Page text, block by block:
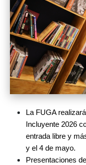
La FUGA
Incluyente 2026
entrada libre y
y el 4 de mayo.
Presentaciones